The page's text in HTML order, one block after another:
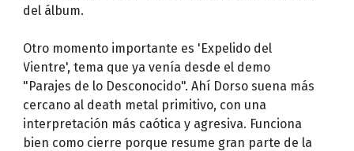
del álbum.
Otro momento importante es 'Expelido del
Vientre', tema que ya venía desde el demo
"Parajes de lo Desconocido". Ahí Dorso suena más
cercano al death metal primitivo, con una
interpretación más caótica y agresiva. Funciona
bien como cierre porque resume gran parte de la